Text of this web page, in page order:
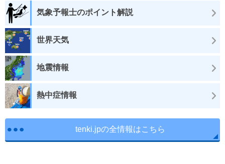
気象予報士のポイント解説
世界天気
地震情報
熱中症情報
tenki.jpの全情報はこちら